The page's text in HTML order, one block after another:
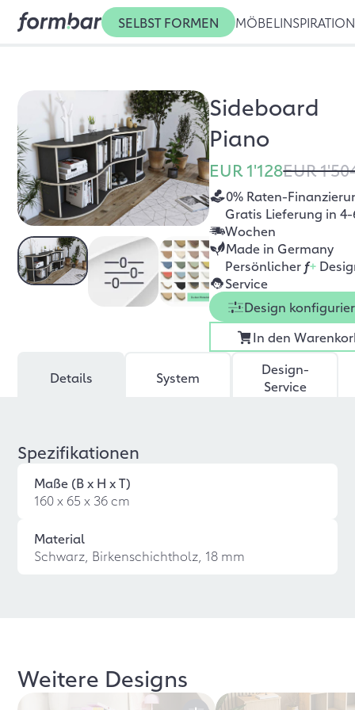
SELBST FORMEN MÖBEL INSPIRATION
Sideboard
Piano
EUR 1'128EUR
0% Raten-
Gratis Lieferung in 4-
Wochen
Made in Germany
Persönlicher f+
Service
Design
In den
Details System
Design-
Service
Spezifikationen
Maße (B x H x T)
160 x 65 x 36 cm
Material
Schwarz, Birkenschichtholz, 18 mm
Weitere Designs